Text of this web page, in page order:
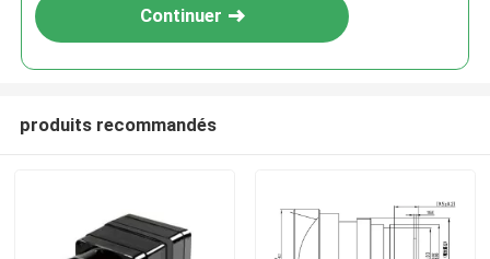
Continuer
produits recommandés